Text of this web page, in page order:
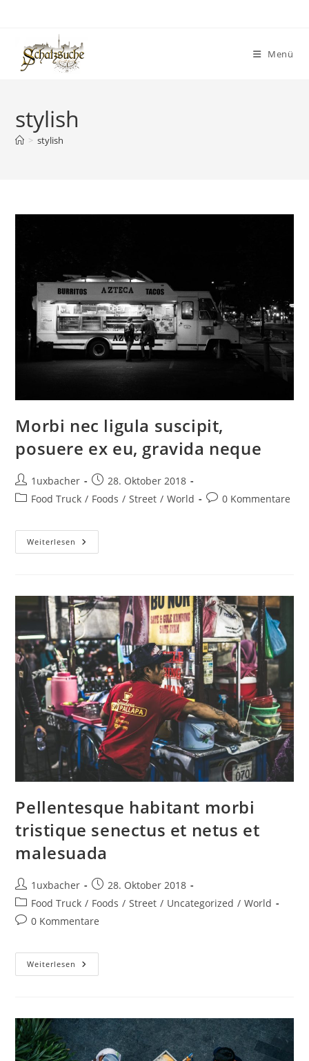
Menü
stylish
> stylish
Morbi nec ligula suscipit,
posuere ex eu, gravida neque
1uxbacher
28. Oktober 2018
Food Truck / Foods / Street / World 0 Kommentare
Weiterlesen
Pellentesque habitant morbi
tristique senectus et netus et
malesuada
1uxbacher
28. Oktober 2018
Food Truck / Foods / Street / Uncategorized / World
0 Kommentare
Weiterlesen